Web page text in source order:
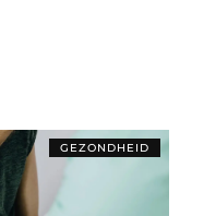
GEZONDHEID